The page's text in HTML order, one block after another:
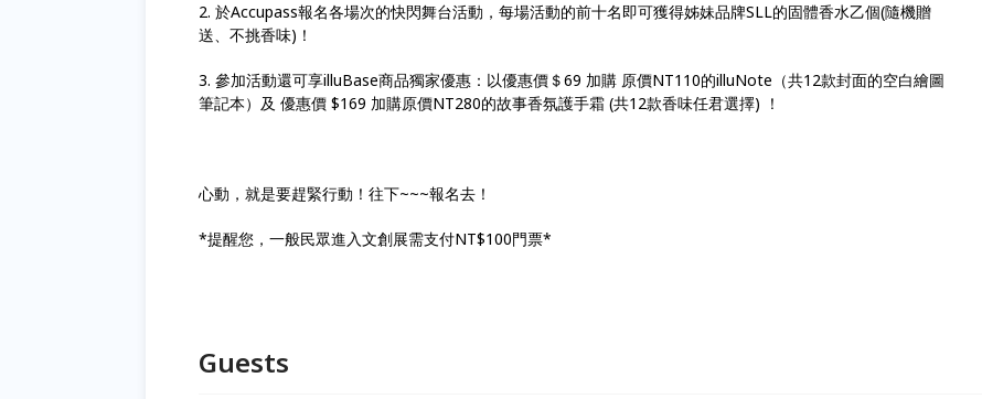
2. 於Accupass報名各場次的快閃舞台活動，每場活動的前十名即可獲得姊妹品牌SLL的固體香水乙個(隨機贈
送、不挑香味)！
3. 參加活動還可享illuBase商品獨家優惠：以優惠價＄69 加購 原價NT110的illuNote（共12款封面的空白繪圖
筆記本）及 優惠價 $169 加購原價NT280的故事香氛護手霜 (共12款香味任君選擇) ！
心動，就是要趕緊行動！往下~~~報名去！
*提醒您，一般民眾進入文創展需支付NT$100門票*
Guests